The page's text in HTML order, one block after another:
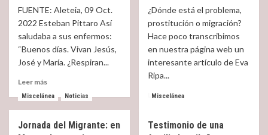
de
hospitalidad»
que
los
obispos
proponen
Iglesia
FUENTE: Aleteia, 09 Oct.
2022 Esteban Pittaro Así
saludaba a sus enfermos:
“Buenos días. Vivan Jesús,
José y María. ¿Respiran...
Leer más
about
Artémides,
¿Dónde está el problema,
prostitución o migración?
Hace poco transcribimos
en nuestra página web un
interesante artículo de Eva
Ripa...
Leer másRead
¿Dónde
Miscelánea Noticias
Jornada del Migrante: en
Miscelánea
Testimonio de una